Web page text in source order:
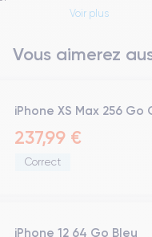
Voir plus
Vous aimerez
iPhone XS Max 256 Go
237,99 €
Correct
iPhone 12 64 Go Bleu